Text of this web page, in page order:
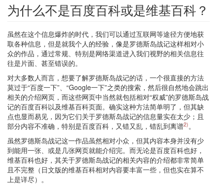
为什么不是百度百科或是维基百科？
虽然在这个信息爆炸的时代，我们可以通过互联网等途径方便地获
取各种信息，但是就我个人的经验，像是罗德斯岛战记这样相对小
众的作品，通过常规、特别是网络渠道进入我们视野的相关信息往
往是片面、甚至错误的。
对大多数人而言，想要了解罗德斯岛战记的话，一个很直接的方法
莫过于“百度一下”、“Google一下”之类的搜索，然后很自然地会跳出
相关的介绍网页，而这些网页中当然就包括相对“权威”的罗德斯岛战
记的百度百科以及维基百科页面。确实这种方法简单明了，但其缺
点也显而易见，因为它们关于罗德斯岛战记的信息量实在太少；且
部分内容不准确，特别是百度百科，又错又乱，错乱到离谱2)。
虽然罗德斯岛战记这一作品虽然相对小众，但其内容本身并没有少
到能用一张、或是几张网页就能介绍完。而无论是百度百科也好，
维基百科也好，其关于罗德斯岛战记的相关内容的介绍都非常简单
且不完整（日文版的维基百科相对内容要丰富一些，但也实在算不
上是详尽）。